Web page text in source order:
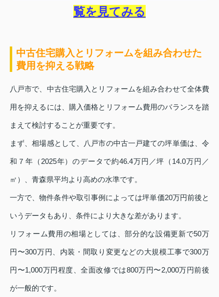
覧を見てみる
中古住宅購入とリフォームを組み合わせた
費用を抑える戦略
八戸市で、中古住宅購入とリフォームを組み合わせて全体費
用を抑えるには、購入価格とリフォーム費用のバランスを踏
まえて検討することが重要です。
まず、相場感として、八戸市の中古一戸建ての坪単価は、令
和７年（2025年）のデータで約46.4万円／坪（14.0万円／
㎡）、青森県平均より高めの水準です。
一方で、物件条件や取引事例によっては坪単価20万円前後と
いうデータもあり、条件により大きな差があります。
リフォーム費用の相場としては、部分的な設備更新で50万
円〜300万円、内装・間取り変更などの大規模工事で300万
円〜1,000万円程度、全面改修では800万円〜2,000万円前後
が一般的です。